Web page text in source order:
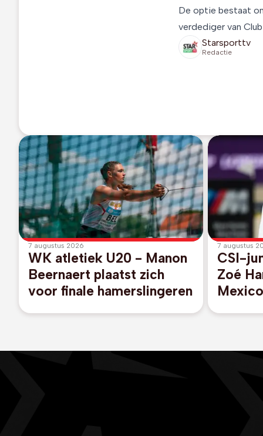
De optie bestaat
verdediger van
Starsporttv
Redactie
7 augustus 2026
WK atletiek U20 - Manon
Beernaert plaatst zich
voor finale hamerslingeren
7 augustus
CSI-
Zoé